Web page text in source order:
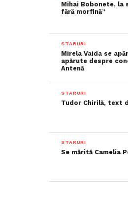
Mihai Bobonete, la
fără morfină”
STARURI
Mirela Vaida se
apărute despre
Antenă
STARURI
Tudor Chirilă, text
STARURI
Se mărită Camelia